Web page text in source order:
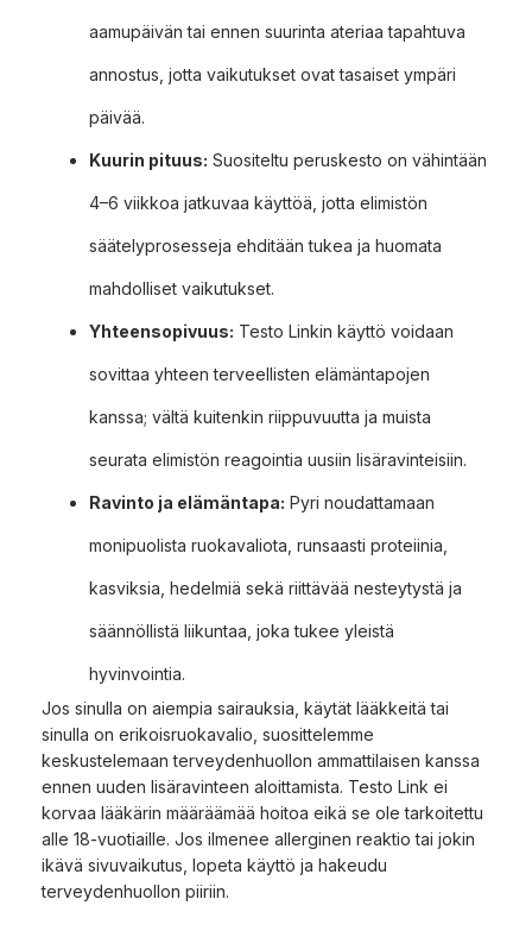
aamupäivän tai ennen suurinta ateriaa tapahtuva
annostus, jotta vaikutukset ovat tasaiset ympäri
päivää.
Kuurin pituus: Suositeltu peruskesto on vähintään
4–6 viikkoa jatkuvaa käyttöä, jotta elimistön
säätelyprosesseja ehditään tukea ja huomata
mahdolliset vaikutukset.
Yhteensopivuus: Testo Linkin käyttö voidaan
sovittaa yhteen terveellisten elämäntapojen
kanssa; vältä kuitenkin riippuvuutta ja muista
seurata elimistön reagointia uusiin lisäravinteisiin.
Ravinto ja elämäntapa: Pyri noudattamaan
monipuolista ruokavaliota, runsaasti proteiinia,
kasviksia, hedelmiä sekä riittävää nesteytystä ja
säännöllistä liikuntaa, joka tukee yleistä
hyvinvointia.
Jos sinulla on aiempia sairauksia, käytät lääkkeitä tai
sinulla on erikoisruokavalio, suosittelemme
keskustelemaan terveydenhuollon ammattilaisen kanssa
ennen uuden lisäravinteen aloittamista. Testo Link ei
korvaa lääkärin määräämää hoitoa eikä se ole tarkoitettu
alle 18-vuotiaille. Jos ilmenee allerginen reaktio tai jokin
ikävä sivuvaikutus, lopeta käyttö ja hakeudu
terveydenhuollon piiriin.